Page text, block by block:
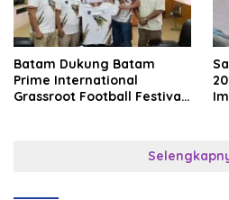
Batam Dukung Batam
Prime International
Grassroot Football Festival